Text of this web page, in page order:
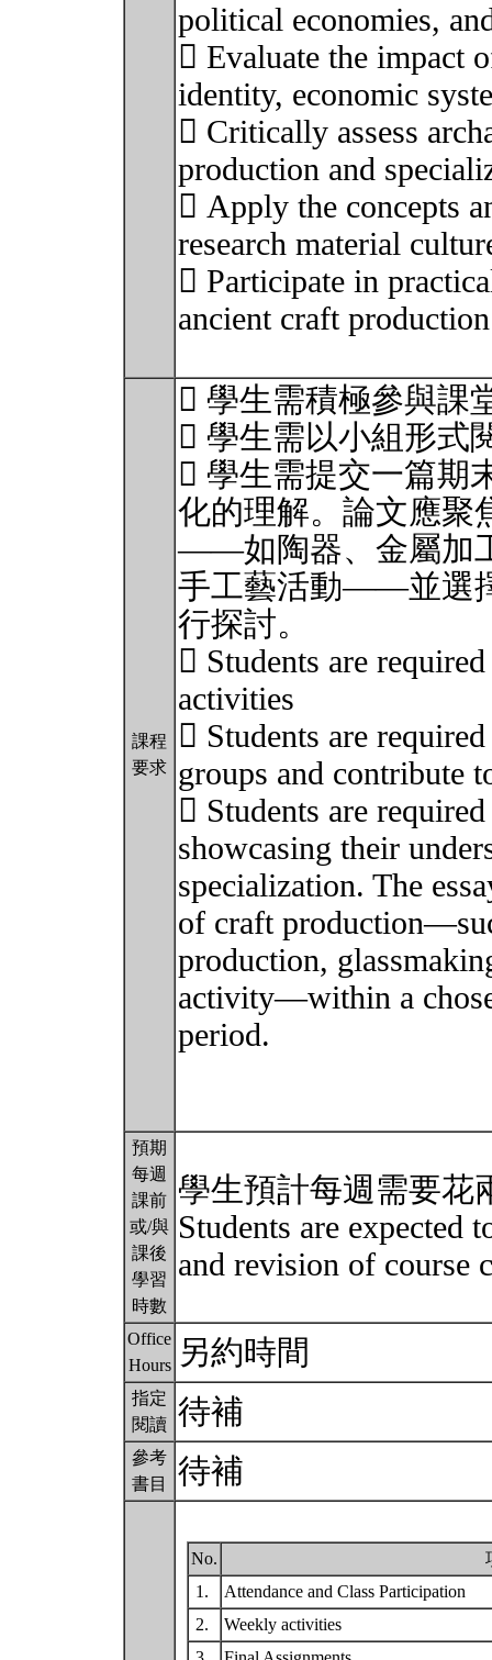
political economies,
 Evaluate the impact
identity, economic
 Critically assess
production and
 Apply the concepts
research material
 Participate in
ancient craft
課程
要求
 學生需積極參與課
 學生需以小組形式
 學生需提交一篇期
化的理解。論文應聚
——如陶器、金屬加
手工藝活動——並選
行探討。
 Students are
activities
 Students are
groups and contribute
 Students are
showcasing their
specialization. The
of craft
production,
activity—within a
period.
預期
每週
課前
或/與
課後
學習
時數
學生預計每週需要花
Students are expected
and revision of course
Office
Hours
另約時間
指定
閱讀 待補
參考
書目
待補
No.
1.
Attendance and Class Participation
2.
Weekly activities